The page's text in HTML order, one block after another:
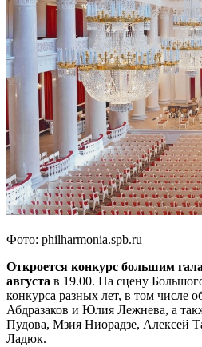
Фото: philharmonia.spb.ru
Откроется конкурс большим
августа в 19.00. На сцену
конкурса разных лет, в том числе
Абдразаков и Юлия Лежнева, а
Пудова, Мзия Ниорадзе, Алексей
Ладюк.